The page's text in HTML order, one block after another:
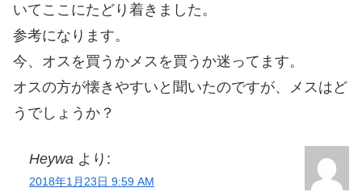
いてここにたどり着きました。
参考になります。
今、オスを買うかメスを買うか迷ってます。
オスの方が懐きやすいと聞いたのですが、メスはど
うでしょうか？
Heywa より:
2018年1月23日 9:59 AM